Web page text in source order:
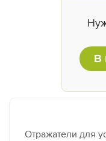
В
Отражатели для